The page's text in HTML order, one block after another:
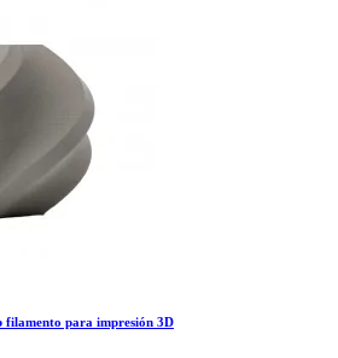
filamento para impresión 3D